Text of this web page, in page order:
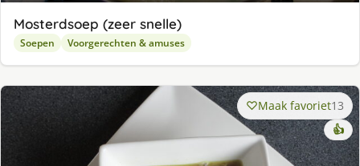
Mosterdsoep (zeer snelle)
Soepen Voorgerechten & amuses
Maak favoriet13
👍